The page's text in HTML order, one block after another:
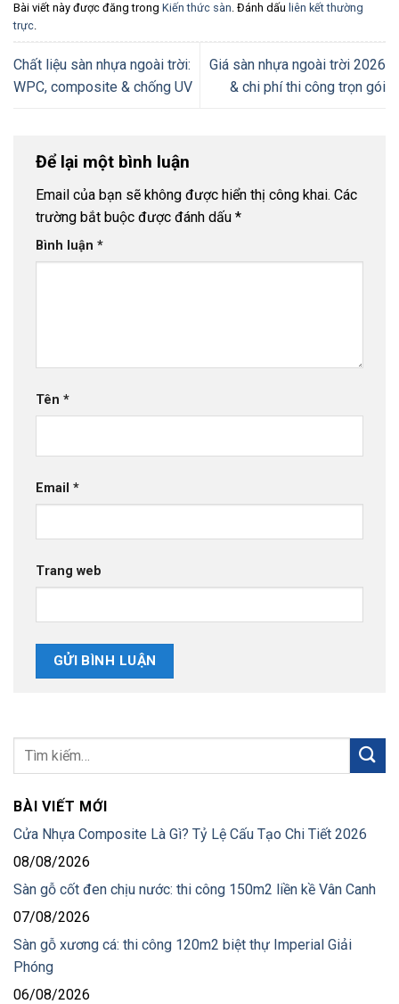
Bài viết này được đăng trong Kiến thức sàn . Đánh dấu liên kết thường
trực
Chất liệu sàn nhựa ngoài trời:
WPC, composite & chống UV
Giá sàn nhựa ngoài trời 2026
& chi phí thi công trọn gói
Để lại một bình luận
Email của bạn sẽ không được hiển thị công khai. Các
trường bắt buộc được đánh dấu *
Bình luận *
Tên *
Email *
Trang web
BÀI VIẾT MỚI
Cửa Nhựa Composite Là Gì? Tỷ Lệ Cấu Tạo Chi Tiết 2026
08/08/2026
Sàn gỗ cốt đen chịu nước: thi công 150m2 liền kề Vân Canh
07/08/2026
Sàn gỗ xương cá: thi công 120m2 biệt thự Imperial Giải
Phóng
06/08/2026